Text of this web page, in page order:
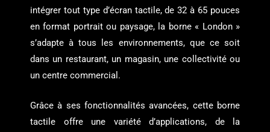
intégrer tout type d’écran tactile, de 32 à 65 pouces
en format portrait ou paysage, la borne « London »
s’adapte à tous les environnements, que ce soit
dans un restaurant, un magasin, une collectivité ou
un centre commercial.
Grâce à ses fonctionnalités avancées, cette borne
tactile offre une variété d’applications, de la